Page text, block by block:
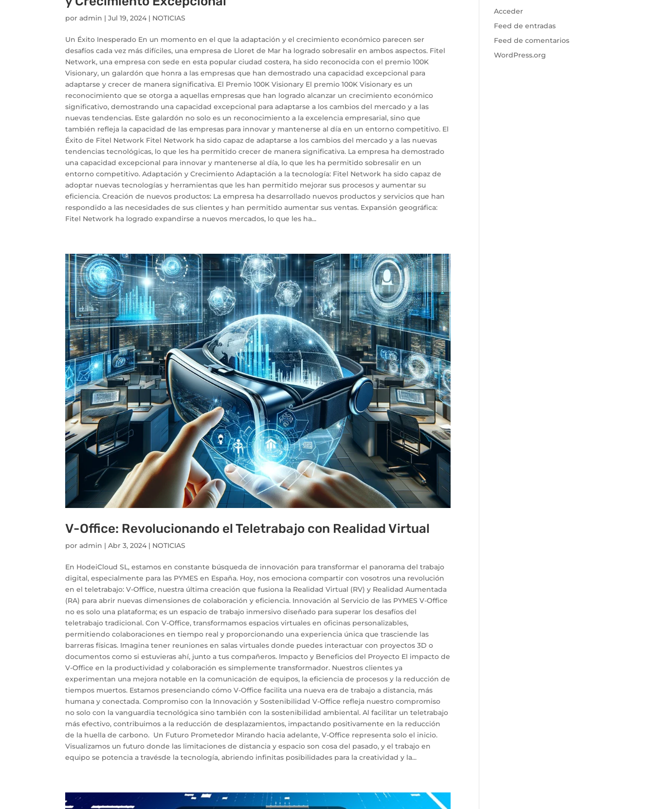
poradmin |Jul 19, 2024 | NOTICIAS
Un Éxito Inesperado En un momento en el que la adaptación y el crecimiento económico parecen ser
desafíos cada vez más difíciles, una empresa de Lloret de Mar ha logrado sobresalir en ambos aspectos. Fitel
Network, una empresa con sede en esta popular ciudad costera, ha sido reconocida con el premio 100K
Visionary, un galardón que honra a las empresas que han demostrado una capacidad excepcional para
adaptarse y crecer de manera significativa. El Premio 100K Visionary El premio 100K Visionary es un
reconocimiento que se otorga a aquellas empresas que han logrado alcanzar un crecimiento económico
significativo, demostrando una capacidad excepcional para adaptarse a los cambios del mercado y a las
nuevas tendencias. Este galardón no solo es un reconocimiento a la excelencia empresarial, sino que
también refleja la capacidad de las empresas para innovar y mantenerse al día en un entorno competitivo. El
Éxito de Fitel Network Fitel Network ha sido capaz de adaptarse a los cambios del mercado y a las nuevas
tendencias tecnológicas, lo que les ha permitido crecer de manera significativa. La empresa ha demostrado
una capacidad excepcional para innovar y mantenerse al día, lo que les ha permitido sobresalir en un
entorno competitivo. Adaptación y Crecimiento Adaptación a la tecnología: Fitel Network ha sido capaz de
adoptar nuevas tecnologías y herramientas que les han permitido mejorar sus procesos y aumentar su
eficiencia. Creación de nuevos productos: La empresa ha desarrollado nuevos productos y servicios que han
respondido a las necesidades de sus clientes y han permitido aumentar sus ventas. Expansión geográfica:
Fitel Network ha logrado expandirse a nuevos mercados, lo que les ha...
V-Office: Revolucionando el Teletrabajo con Realidad Virtual
poradmin |Abr 3, 2024 | NOTICIAS
En HodeiCloud SL, estamos en constante búsqueda de innovación para transformar el panorama del trabajo
digital, especialmente para las PYMES en España. Hoy, nos emociona compartir con vosotros una revolución
en el teletrabajo: V-Office, nuestra última creación que fusiona la Realidad Virtual (RV) y Realidad Aumentada
(RA) para abrir nuevas dimensiones de colaboración y eficiencia. Innovación al Servicio de las PYMES V-Office
no es solo una plataforma; es un espacio de trabajo inmersivo diseñado para superar los desafíos del
teletrabajo tradicional. Con V-Office, transformamos espacios virtuales en oficinas personalizables,
permitiendo colaboraciones en tiempo real y proporcionando una experiencia única que trasciende las
barreras físicas. Imagina tener reuniones en salas virtuales donde puedes interactuar con proyectos 3D o
documentos como si estuvieras ahí, junto a tus compañeros. Impacto y Beneficios del Proyecto El impacto de
V-Office en la productividad y colaboración es simplemente transformador. Nuestros clientes ya
experimentan una mejora notable en la comunicación de equipos, la eficiencia de procesos y la reducción de
tiempos muertos. Estamos presenciando cómo V-Office facilita una nueva era de trabajo a distancia, más
humana y conectada. Compromiso con la Innovación y Sostenibilidad V-Office refleja nuestro compromiso
no solo con la vanguardia tecnológica sino también con la sostenibilidad ambiental. Al facilitar un teletrabajo
más efectivo, contribuimos a la reducción de desplazamientos, impactando positivamente en la reducción
de la huella de carbono. Un Futuro Prometedor Mirando hacia adelante, V-Office representa solo el inicio.
Visualizamos un futuro donde las limitaciones de distancia y espacio son cosa del pasado, y el trabajo en
equipo se potencia a travésde la tecnología, abriendo infinitas posibilidades para la creatividad y la...
Acceder
Feed de entradas
Feed de comentarios
WordPress.org